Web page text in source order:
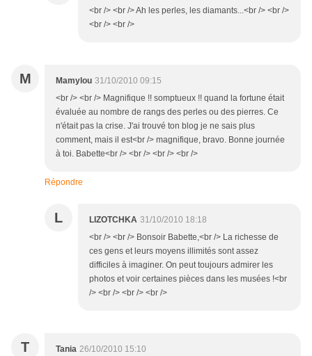
<br /> <br /> Ah les perles, les diamants...<br /> <br />
<br /> <br />
M Mamylou 31/10/2010 09:15
<br /> <br /> Magnifique !! somptueux !! quand la fortune était
évaluée au nombre de rangs des perles ou des pierres. Ce
n'était pas la crise. J'ai trouvé ton blog je ne sais plus
comment, mais il est<br /> magnifique, bravo. Bonne journée
à toi. Babette<br /> <br /> <br /> <br />
Répondre
L LIZOTCHKA 31/10/2010 18:18
<br /> <br /> Bonsoir Babette,<br /> La richesse de
ces gens et leurs moyens illimités sont assez
difficiles à imaginer. On peut toujours admirer les
photos et voir certaines pièces dans les musées !<br
/> <br /> <br /> <br />
T Tania 26/10/2010 15:10